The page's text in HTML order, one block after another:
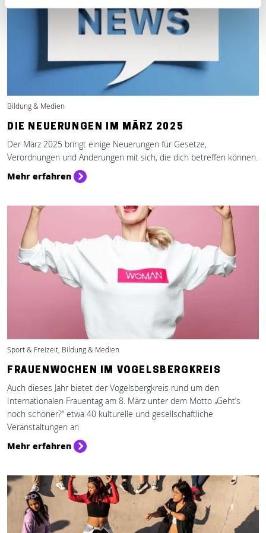
Bildung & Medien
DIE NEUERUNGEN IM MÄRZ 2025
Der März 2025 bringt einige Neuerungen für Gesetze,
Verordnungen und Änderungen mit sich, die dich betreffen können.
Mehr erfahren
Sport & Freizeit, Bildung & Medien
FRAUENWOCHEN IM VOGELSBERGKREIS
Auch dieses Jahr bietet der Vogelsbergkreis rund um den
Internationalen Frauentag am 8. März unter dem Motto „Geht’s
noch schöner?“ etwa 40 kulturelle und gesellschaftliche
Veranstaltungen an
Mehr erfahren